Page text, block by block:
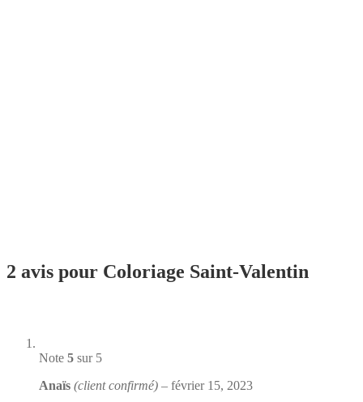
2 avis pour Coloriage Saint-Valentin
Note 5 sur 5
Anaïs (client confirmé) – février 15, 2023